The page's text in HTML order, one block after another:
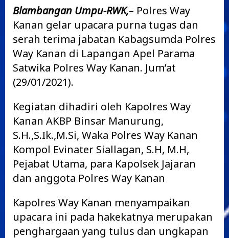
Blambangan Umpu-RWK,– Polres Way
Kanan gelar upacara purna tugas dan
serah terima jabatan Kabagsumda Polres
Way Kanan di Lapangan Apel Parama
Satwika Polres Way Kanan. Jum’at
(29/01/2021).
Kegiatan dihadiri oleh Kapolres Way
Kanan AKBP Binsar Manurung,
S.H.,S.Ik.,M.Si, Waka Polres Way Kanan
Kompol Evinater Siallagan, S.H, M.H,
Pejabat Utama, para Kapolsek Jajaran
dan anggota Polres Way Kanan
Kapolres Way Kanan menyampaikan
upacara ini pada hakekatnya merupakan
penghargaan yang tulus dan ungkapan